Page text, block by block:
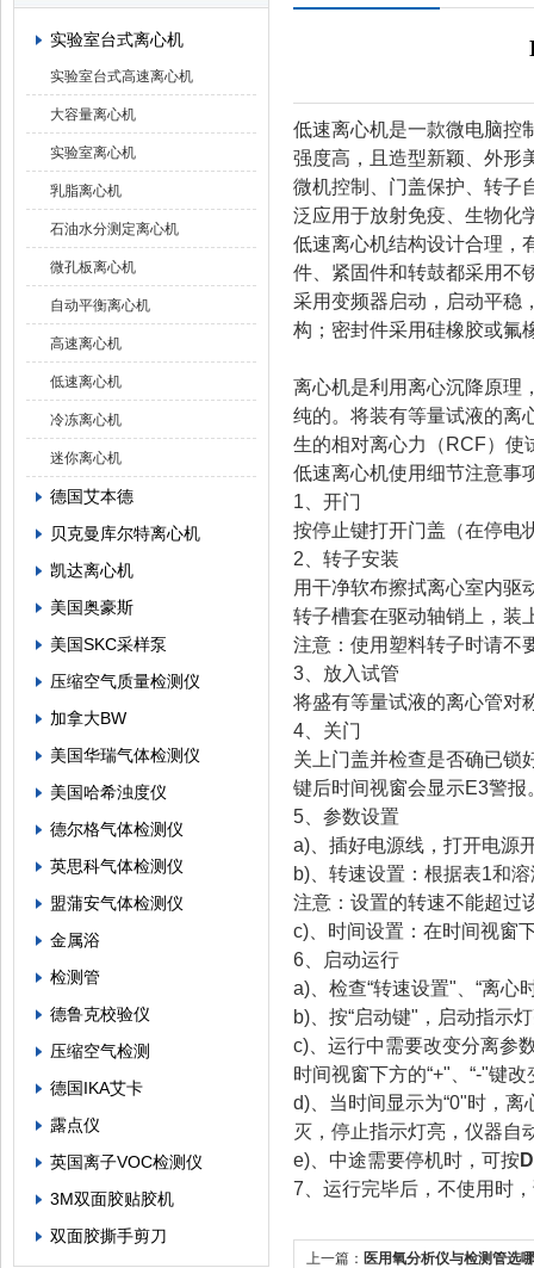
实验室台式离心机
实验室台式高速离心机
大容量离心机
实验室离心机
乳脂离心机
石油水分测定离心机
微孔板离心机
自动平衡离心机
高速离心机
低速离心机
冷冻离心机
迷你离心机
德国艾本德
贝克曼库尔特离心机
凯达离心机
美国奥豪斯
美国SKC采样泵
压缩空气质量检测仪
加拿大BW
美国华瑞气体检测仪
美国哈希浊度仪
德尔格气体检测仪
英思科气体检测仪
盟蒲安气体检测仪
金属浴
检测管
德鲁克校验仪
压缩空气检测
德国IKA艾卡
露点仪
英国离子VOC检测仪
3M双面胶贴胶机
双面胶撕手剪刀
低速离心机是一款微电脑控
强度高，且造型新颖、外形
微机控制、门盖保护、转子
泛应用于放射免疫、生物化
低速离心机结构设计合理，
件、紧固件和转鼓都采用不
采用变频器启动，启动平稳
构；密封件采用硅橡胶或氟
离心机是利用离心沉降原理
纯的。将装有等量试液的离
生的相对离心力（RCF）使
低速离心机使用细节注意事
1、开门
按停止键打开门盖（在停电
2、转子安装
用干净软布擦拭离心室内驱
转子槽套在驱动轴销上，装
注意：使用塑料转子时请不
3、放入试管
将盛有等量试液的离心管对
4、关门
关上门盖并检查是否确已锁
键后时间视窗会显示E3警报
5、参数设置
a)、插好电源线，打开电源
b)、转速设置：根据表1和
注意：设置的转速不能超过
c)、时间设置：在时间视窗
6、启动运行
a)、检查“转速设置"、“离心
b)、按“启动键"，启动指示
c)、运行中需要改变分离参
时间视窗下方的“+"、“-"键
d)、当时间显示为“0"时，
灭，停止指示灯亮，仪器自
e)、中途需要停机时，可按
7、运行完毕后，不使用时
上一篇： 医用氧分析仪与检测管选